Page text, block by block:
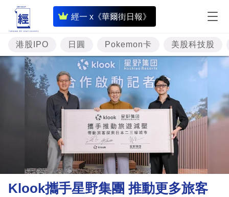
經一 x《華爾街日報》
即
時
財
經
專
題
投
樓
市
理
財
港股IPO 日圓 Pokemon卡 美股科技股
Klook攜手星野集團 推動更多旅客